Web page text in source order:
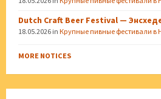
Dutch Craft Beer Festival —
18.05.2026 in Крупные пивные фестивали в
MORE NOTICES